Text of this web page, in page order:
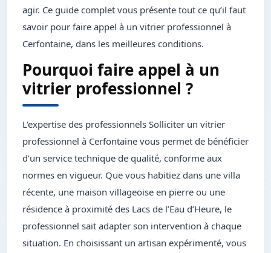
agir. Ce guide complet vous présente tout ce qu’il faut
savoir pour faire appel à un vitrier professionnel à
Cerfontaine, dans les meilleures conditions.
Pourquoi faire appel à un
vitrier professionnel ?
L'expertise des professionnels Solliciter un vitrier
professionnel à Cerfontaine vous permet de bénéficier
d’un service technique de qualité, conforme aux
normes en vigueur. Que vous habitiez dans une villa
récente, une maison villageoise en pierre ou une
résidence à proximité des Lacs de l’Eau d’Heure, le
professionnel sait adapter son intervention à chaque
situation. En choisissant un artisan expérimenté, vous